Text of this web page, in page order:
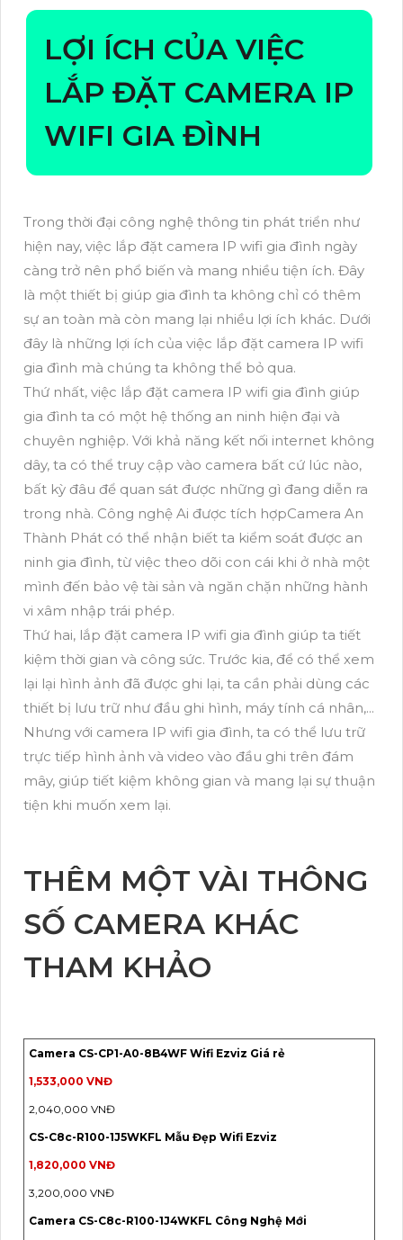
LỢI ÍCH CỦA VIỆC
LẮP ĐẶT CAMERA IP
WIFI GIA ĐÌNH
Trong thời đại công nghệ thông tin phát triển như
hiện nay, việc lắp đặt camera IP wifi gia đình ngày
càng trở nên phổ biến và mang nhiều tiện ích. Đây
là một thiết bị giúp gia đình ta không chỉ có thêm
sự an toàn mà còn mang lại nhiều lợi ích khác. Dưới
đây là những lợi ích của việc lắp đặt camera IP wifi
gia đình mà chúng ta không thể bỏ qua.
Thứ nhất, việc lắp đặt camera IP wifi gia đình giúp
gia đình ta có một hệ thống an ninh hiện đại và
chuyên nghiệp. Với khả năng kết nối internet không
dây, ta có thể truy cập vào camera bất cứ lúc nào,
bất kỳ đâu để quan sát được những gì đang diễn ra
trong nhà. Công nghệ Ai được tích hợpCamera An
Thành Phát có thể nhận biết ta kiểm soát được an
ninh gia đình, từ việc theo dõi con cái khi ở nhà một
mình đến bảo vệ tài sản và ngăn chặn những hành
vi xâm nhập trái phép.
Thứ hai, lắp đặt camera IP wifi gia đình giúp ta tiết
kiệm thời gian và công sức. Trước kia, để có thể xem
lại lại hình ảnh đã được ghi lại, ta cần phải dùng các
thiết bị lưu trữ như đầu ghi hình, máy tính cá nhân,...
Nhưng với camera IP wifi gia đình, ta có thể lưu trữ
trực tiếp hình ảnh và video vào đầu ghi trên đám
mây, giúp tiết kiệm không gian và mang lại sự thuận
tiện khi muốn xem lại.
THÊM MỘT VÀI THÔNG
SỐ CAMERA KHÁC
THAM KHẢO
Camera CS-CP1-A0-8B4WF Wifi Ezviz Giá rẻ
1,533,000 VNĐ
2,040,000 VNĐ
CS-C8c-R100-1J5WKFL Mẫu Đẹp Wifi Ezviz
1,820,000 VNĐ
3,200,000 VNĐ
Camera CS-C8c-R100-1J4WKFL Công Nghệ Mới